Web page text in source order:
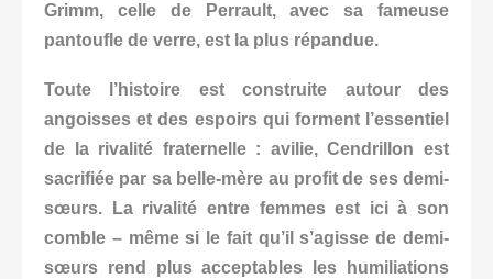
Grimm,
celle de Perrault, avec sa fameuse
pantoufle de verre, est la plus répandue.
Toute l’histoire est construite autour des
angoisses et des espoirs qui forment l’essentiel
de la rivalité fraternelle : avilie, Cendrillon est
sacrifiée par sa belle-mère au profit de ses demi-
sœurs. La rivalité entre femmes est ici à son
comble – même si le fait qu’il s’agisse de demi-
sœurs rend plus acceptables les humiliations